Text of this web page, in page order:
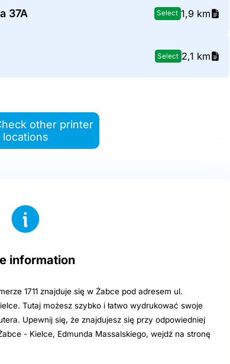
37A Select 1,9 km
Select 2,1 km
other printer
locations
information
1711 znajduje się w Żabce pod adresem ul.
Tutaj możesz szybko i łatwo wydrukować swoje
Upewnij się, że znajdujesz się przy odpowiedniej
- Kielce, Edmunda Massalskiego, wejdź na stronę